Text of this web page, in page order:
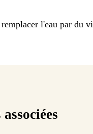
l'eau par du